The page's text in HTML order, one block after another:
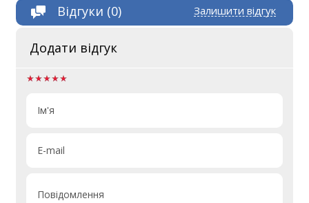
Залишити відгук
Відгуки (0)
Додати відгук
Ім'я
E-mail
Повідомлення